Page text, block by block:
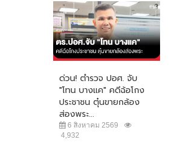
ด่วน! ตำรวจ ปอศ. จับ
"โทน บางแค" คดีฉ้อโกง
ประชาชน ตุ๋นขายกล้อง
ส่องพระ...
6 สิงหาคม 2569
4,932